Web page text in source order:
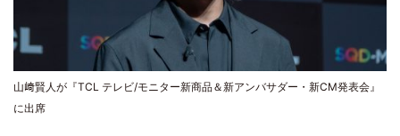
山﨑賢人が『TCL テレビ/モニター新商品＆新アンバサダー・新CM発表会』
に出席